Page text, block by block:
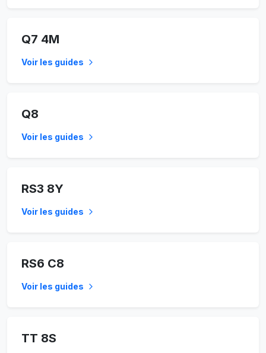
Q7 4M
Voir les guides
Q8
Voir les guides
RS3 8Y
Voir les guides
RS6 C8
Voir les guides
TT 8S